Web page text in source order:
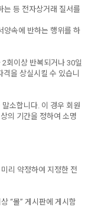
는 등 전자상거래 질서를
양속에 반하는 행위를 하
회이상 반복되거나 30일
격을 상실시킬 수 있습니
소합니다. 이 경우 회원
의 기간을 정하여 소명
리 약정하여 지정한 전
“몰” 게시판에 게시함